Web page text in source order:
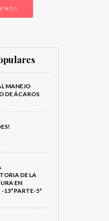
MANEJO
DE ÁCAROS
DE LA
EN
13ª PARTE-5ª